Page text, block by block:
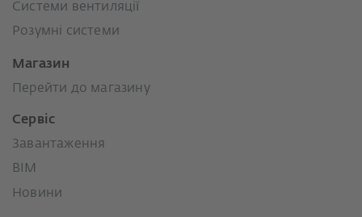
Системи вентиляції
Розумні системи
Магазин
Перейти до магазину
Сервіс
Завантаження
BIM
Новини